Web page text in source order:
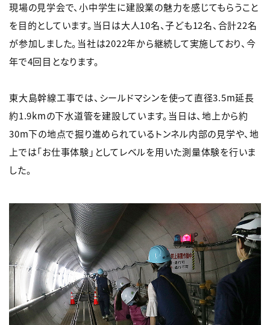
現場の見学会で、小中学生に建設業の魅力を感じてもらうこと
を目的としています。当日は大人10名、子ども12名、合計22名
が参加しました。当社は2022年から継続して実施しており、今
年で4回目となります。
東大島幹線工事では、シールドマシンを使って直径3.5m延長
約1.9kmの下水道管を建設しています。当日は、地上から約
30m下の地点で掘り進められているトンネル内部の見学や、地
上では「お仕事体験」としてレベルを用いた測量体験を行いま
した。